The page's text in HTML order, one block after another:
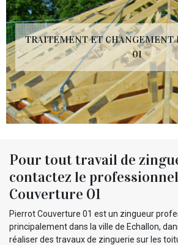
TRAITEMENT ET CHANGEMENT
01
Pour tout travail de
contactez le
Couverture 01
Pierrot Couverture 01 est un zingueur
principalement dans la ville de Echallon,
réaliser des travaux de zinguerie sur les